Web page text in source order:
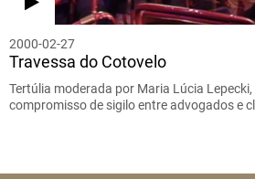
2000-02-27
Travessa do Cotovelo
Tertúlia moderada por Maria Lúcia
compromisso de sigilo entre advogados e